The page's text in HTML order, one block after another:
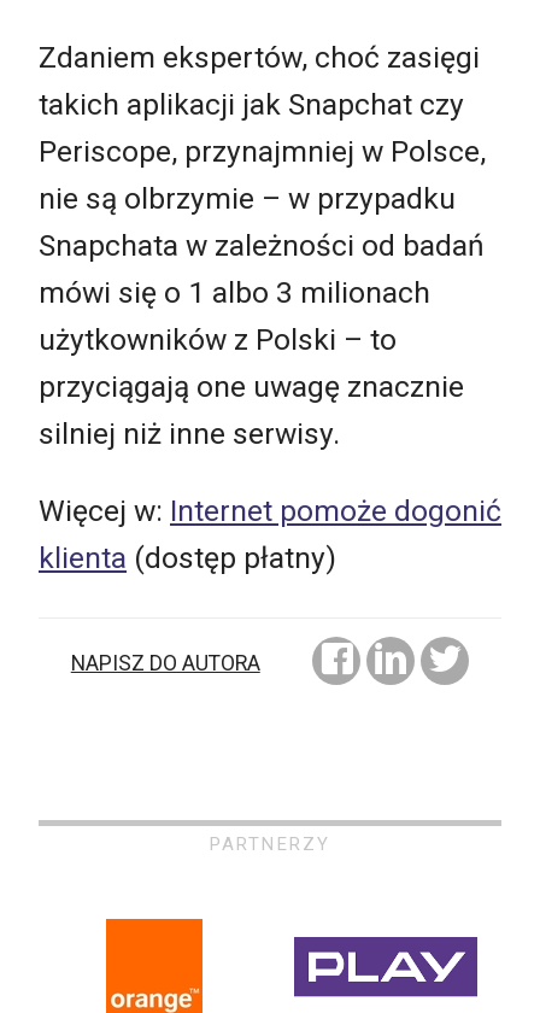
Zdaniem ekspertów, choć zasięgi
takich aplikacji jak Snapchat czy
Periscope, przynajmniej w Polsce,
nie są olbrzymie – w przypadku
Snapchata w zależności od badań
mówi się o 1 albo 3 milionach
użytkowników z Polski – to
przyciągają one uwagę znacznie
silniej niż inne serwisy.
Więcej w: Internet pomoże dogonić
klienta (dostęp płatny)
NAPISZ DO AUTORA
PARTNERZY